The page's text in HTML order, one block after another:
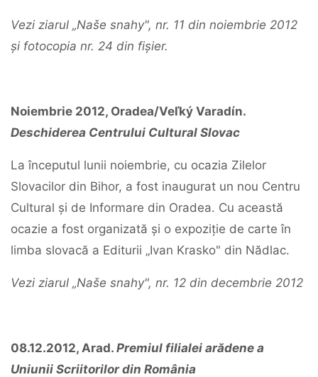
Vezi ziarul „Naše snahy", nr. 11 din noiembrie 2012
și fotocopia nr. 24 din fișier.
Noiembrie 2012, Oradea/Veľký Varadín.
Deschiderea Centrului Cultural Slovac
La începutul lunii noiembrie, cu ocazia Zilelor
Slovacilor din Bihor, a fost inaugurat un nou Centru
Cultural și de Informare din Oradea. Cu această
ocazie a fost organizată și o expoziție de carte în
limba slovacă a Editurii „Ivan Krasko" din Nădlac.
Vezi ziarul „Naše snahy", nr. 12 din decembrie 2012
08.12.2012, Arad. Premiul filialei arădene a
Uniunii Scriitorilor din România